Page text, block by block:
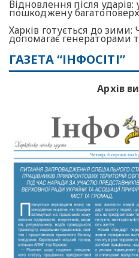
Відновлення після
пошкоджену
Харків готується до
допомагає генераторами
ГАЗЕТА “ІНФОСІТІ”
Архів